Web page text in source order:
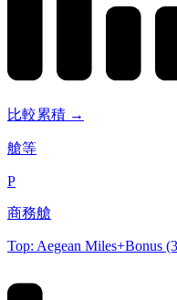
比較累積 →
艙等
P
商務艙
Top: Aegean Miles+Bonus